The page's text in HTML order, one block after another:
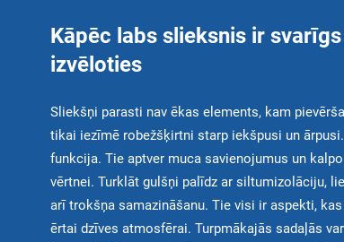
Kāpēc labs slieksnis ir
izvēloties
Sliekšņi parasti nav ēkas elements, kam
tikai iezīmē robežšķirtni starp iekšpusi un
funkcija. Tie aptver muca savienojumus un
vērtnei. Turklāt gulšņi palīdz ar siltumizolāciju,
arī trokšņa samazināšanu. Tie visi ir aspekti,
ērtai dzīves atmosfērai. Turpmākajās sadaļās